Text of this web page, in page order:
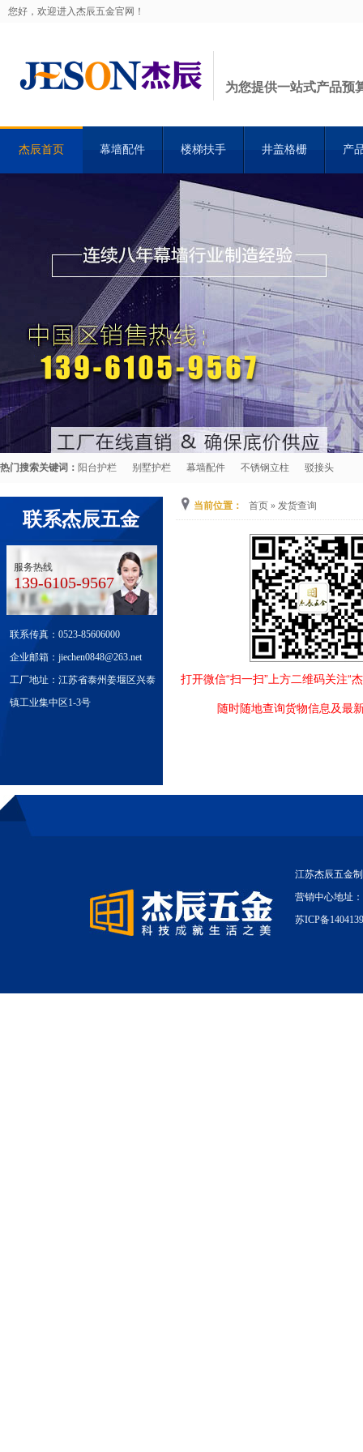
您好，欢迎进入杰辰五金官网！
为您提供一站式产品预
杰辰首页 幕墙配件 楼梯扶手 井盖格栅 产
热门搜索关键词： 阳台护栏 别墅护栏 幕墙配件 不锈钢立柱 驳接头
联系杰辰五金
服务热线
139-6105-9567
联系传真：0523-85606000
企业邮箱：jiechen0848@263.net
工厂地址：江苏省泰州姜堰区兴泰
镇工业集中区1-3号
当前位置： 首页 » 发货查询
打开微信“扫一扫”上方二维码关注“
随时随地查询货物信息及最
江苏杰辰五金
营销中心地址
苏ICP备